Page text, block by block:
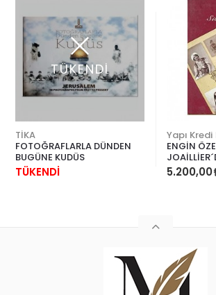
TÜKENDİ
TİKA
FOTOĞRAFLARLA DÜNDEN
BUGÜNE KUDÜS
TÜKENDİ
Yapı
ENGİN
´A
5.200,00